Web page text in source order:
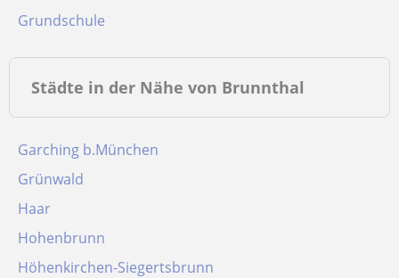
Grundschule
Städte in der Nähe von Brunnthal
Garching b.München
Grünwald
Haar
Hohenbrunn
Höhenkirchen-Siegertsbrunn